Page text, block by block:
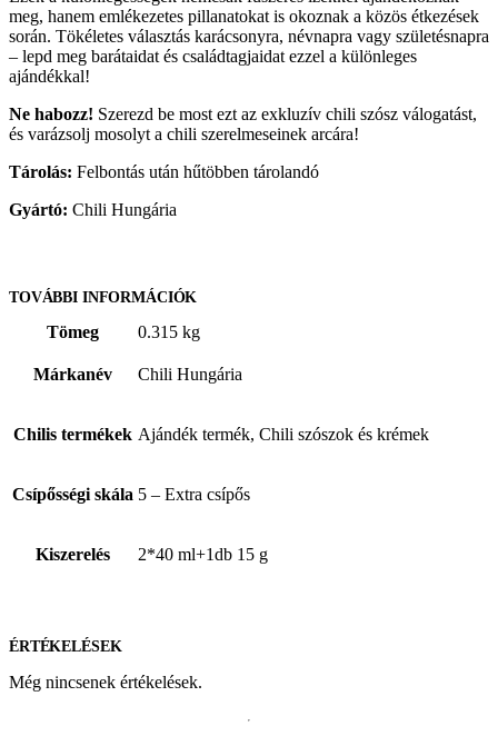
meg, hanem emlékezetes pillanatokat is okoznak a közös étkezések
során. Tökéletes választás karácsonyra, névnapra vagy születésnapra
– lepd meg barátaidat és családtagjaidat ezzel a különleges
ajándékkal!
Ne habozz! Szerezd be most ezt az exkluzív chili szósz válogatást,
és varázsolj mosolyt a chili szerelmeseinek arcára!
Tárolás: Felbontás után hűtöbben tárolandó
Gyártó: Chili Hungária
TOVÁBBI INFORMÁCIÓK
Tömeg 0.315 kg
Márkanév Chili Hungária
Chilis termékek Ajándék termék, Chili szószok és krémek
Csípősségi skála 5 – Extra csípős
Kiszerelés 2*40 ml+1db 15 g
ÉRTÉKELÉSEK
Még nincsenek értékelések.